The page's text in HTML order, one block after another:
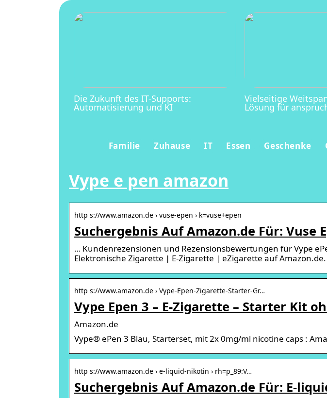
Die Zukunft des IT-Supports:
Automatisierung und KI
Vielseitige
Lösung für
Familie Zuhause IT Essen Geschenke
Vype e pen amazon
http s://www.amazon.de › vuse-epen › k=vuse+epen
Suchergebnis Auf Amazon.de Für: Vuse
… Kundenrezensionen und Rezensionsbewertungen für Vype
Elektronische Zigarette | E-Zigarette | eZigarette auf Amazon.de.
http s://www.amazon.de › Vype-Epen-Zigarette-Starter-Gr…
Vype Epen 3 – E-Zigarette – Starter Kit
Amazon.de
Vype® ePen 3 Blau, Starterset, mit 2x 0mg/ml nicotine caps :
http s://www.amazon.de › e-liquid-nikotin › rh=p_89:V…
Suchergebnis Auf Amazon.de Für: E-